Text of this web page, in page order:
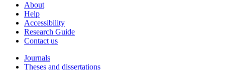
About
Help
Accessibility
Research Guide
Contact us
Journals
Theses and dissertations